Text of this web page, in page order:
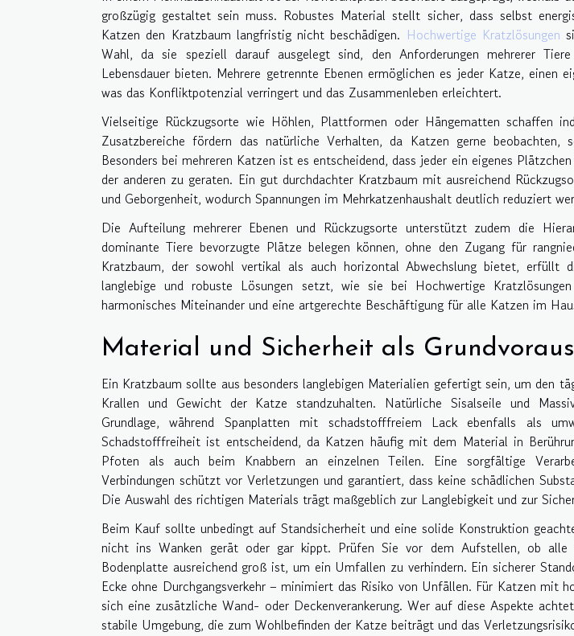
großzügig gestaltet sein muss. Robustes Material stellt sicher, dass selbst
Katzen den Kratzbaum langfristig nicht beschädigen. Hochwertige Kratzlösungen
Wahl, da sie speziell darauf ausgelegt sind, den Anforderungen mehrerer
Lebensdauer bieten. Mehrere getrennte Ebenen ermöglichen es jeder Katze, einen
was das Konfliktpotenzial verringert und das Zusammenleben erleichtert.
Vielseitige Rückzugsorte wie Höhlen, Plattformen oder Hängematten schaffen
Zusatzbereiche fördern das natürliche Verhalten, da Katzen gerne beobachten,
Besonders bei mehreren Katzen ist es entscheidend, dass jeder ein eigenes
der anderen zu geraten. Ein gut durchdachter Kratzbaum mit ausreichend
und Geborgenheit, wodurch Spannungen im Mehrkatzenhaushalt deutlich reduziert
Die Aufteilung mehrerer Ebenen und Rückzugsorte unterstützt zudem die
dominante Tiere bevorzugte Plätze belegen können, ohne den Zugang für
Kratzbaum, der sowohl vertikal als auch horizontal Abwechslung bietet, erfüllt
langlebige und robuste Lösungen setzt, wie sie bei Hochwertige
harmonisches Miteinander und eine artgerechte Beschäftigung für alle Katzen im
Material und Sicherheit als
Ein Kratzbaum sollte aus besonders langlebigen Materialien gefertigt sein, um den
Krallen und Gewicht der Katze standzuhalten. Natürliche Sisalseile und
Grundlage, während Spanplatten mit schadstofffreiem Lack ebenfalls als
Schadstofffreiheit ist entscheidend, da Katzen häufig mit dem Material in
Pfoten als auch beim Knabbern an einzelnen Teilen. Eine sorgfältige
Verbindungen schützt vor Verletzungen und garantiert, dass keine schädlichen
Die Auswahl des richtigen Materials trägt maßgeblich zur Langlebigkeit und zur
Beim Kauf sollte unbedingt auf Standsicherheit und eine solide Konstruktion
nicht ins Wanken gerät oder gar kippt. Prüfen Sie vor dem Aufstellen, ob alle
Bodenplatte ausreichend groß ist, um ein Umfallen zu verhindern. Ein sicherer
Ecke ohne Durchgangsverkehr – minimiert das Risiko von Unfällen. Für Katzen mit
sich eine zusätzliche Wand- oder Deckenverankerung. Wer auf diese Aspekte
stabile Umgebung, die zum Wohlbefinden der Katze beiträgt und das